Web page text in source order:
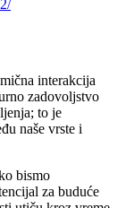
interakcija
zadovoljstvo
to je
naše vrste i
bismo
za buduće